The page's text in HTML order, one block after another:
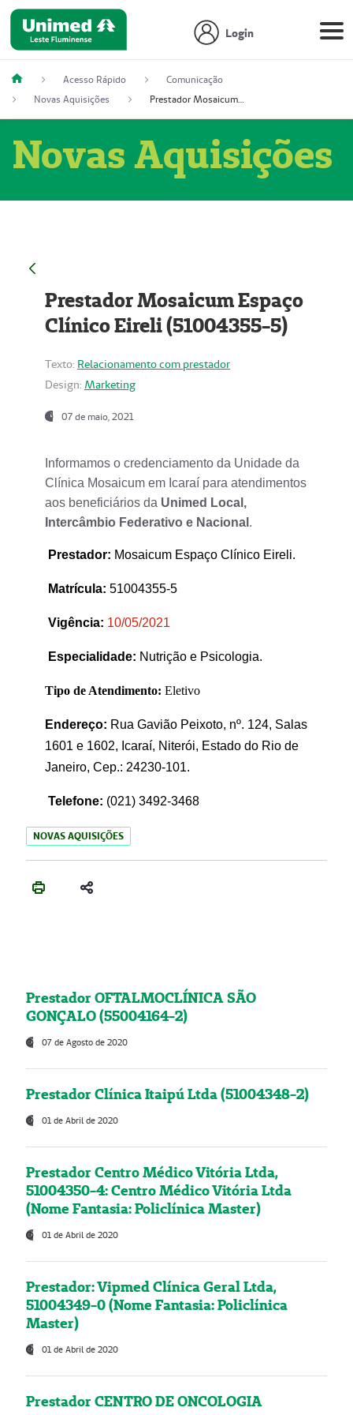
Login
Acesso Rápido
Comunicação
Novas Aquisições
Prestador Mosaicum Espaço Clínico Eireli (51004355-5)
Novas Aquisições
Prestador Mosaicum Espaço
Clínico Eireli (51004355-5)
Texto: Relacionamento com prestador
Design: Marketing
07 de maio, 2021
Informamos o credenciamento da Unidade da
Clínica Mosaicum em Icaraí para atendimentos
aos beneficiários da Unimed Local,
Intercâmbio Federativo e Nacional .
Prestador: Mosaicum Espaço Clínico Eireli.
Matrícula: 51004355-5
Vigência: 10/05/2021
Especialidade: Nutrição e Psicologia.
Tipo de Atendimento: Eletivo
Endereço: Rua Gavião Peixoto, nº. 124, Salas
1601 e 1602, Icaraí, Niterói, Estado do Rio de
Janeiro, Cep.: 24230-101.
Telefone: (021) 3492-3468
NOVAS AQUISIÇÕES
Prestador OFTALMOCLÍNICA SÃO
GONÇALO (55004164-2)
07 de Agosto de 2020
Prestador Clínica Itaipú Ltda (51004348-2)
01 de Abril de 2020
Prestador Centro Médico Vitória Ltda,
51004350-4: Centro Médico Vitória Ltda
(Nome Fantasia: Policlínica Master)
01 de Abril de 2020
Prestador: Vipmed Clínica Geral Ltda,
51004349-0 (Nome Fantasia: Policlínica
Master)
01 de Abril de 2020
Prestador CENTRO DE ONCOLOGIA